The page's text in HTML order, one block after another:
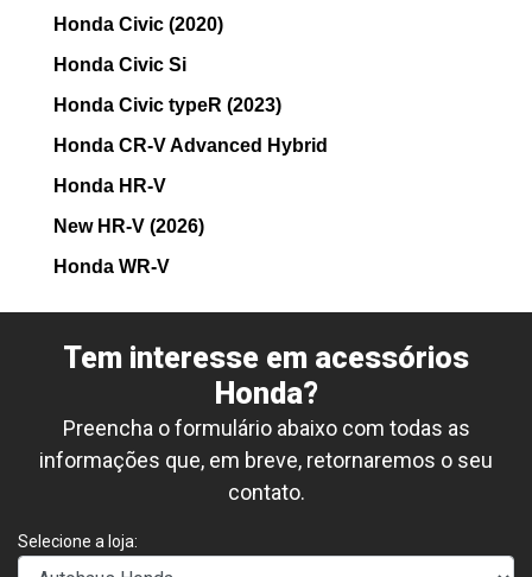
Honda Civic (2020)
Honda Civic Si
Honda Civic typeR (2023)
Honda CR-V Advanced Hybrid
Honda HR-V
New HR-V (2026)
Honda WR-V
Tem interesse em acessórios
Honda?
Preencha o formulário abaixo com todas as
informações que, em breve, retornaremos o seu
contato.
Selecione a loja: